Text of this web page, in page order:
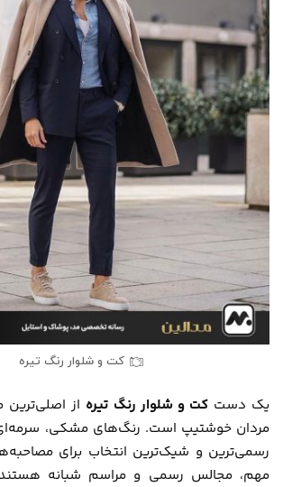
کت و شلوار رنگ تیره
یک دستکت و شلوار رنگ تیره از
مردان خوشتیپ است. رنگ‌های مشکی، سرمه‌ای
رسمی‌ترین و شیک‌ترین انتخاب برای
مهم، مجالس رسمی و مراسم شبانه